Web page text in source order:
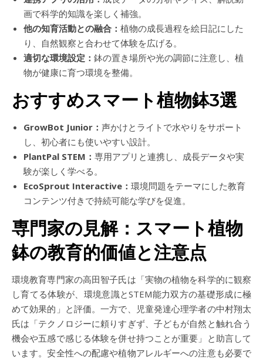
画で科学的知識を楽しく補強。
他の知育活動との融合： 植物の成長過程を絵日記にした
り、自然観察と合わせて体験を広げる。
適切な環境設定： 鉢の置き場所や光の調節に注意し、植
物が健康に育つ環境を整備。
おすすめスマート植物鉢3選
GrowBot Junior： 声かけとライトで水やりをサポート
し、初心者にも使いやすい設計。
PlantPal STEM： 専用アプリと連携し、成長データや実
験が楽しく学べる。
EcoSprout Interactive： 環境問題をテーマにした教育
コンテンツ付きで持続可能な学びを促進。
専門家の見解：スマート植物
鉢の教育的価値と注意点
環境教育専門家の高田智子氏は「実物の植物を科学的に観察
し育てる体験が、環境意識とSTEM能力双方の基礎形成に極
めて効果的」と評価。一方で、児童発達心理学者の中村翔太
氏は「テクノロジーに頼りすぎず、子どもが自然と触れ合う
機会や五感で感じる体験を併せ持つことが重要」と助言して
います。安全性への配慮や植物アレルギーへの注意も必要で